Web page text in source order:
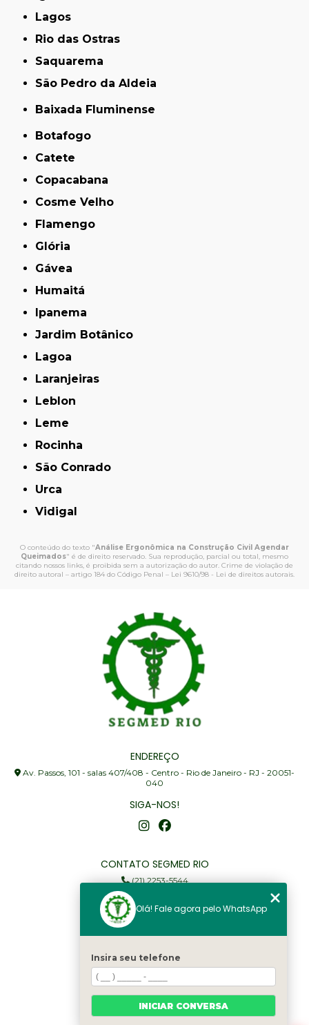
Lagos
Rio das Ostras
Saquarema
São Pedro da Aldeia
Baixada Fluminense
Botafogo
Catete
Copacabana
Cosme Velho
Flamengo
Glória
Gávea
Humaitá
Ipanema
Jardim Botânico
Lagoa
Laranjeiras
Leblon
Leme
Rocinha
São Conrado
Urca
Vidigal
O conteúdo do texto "Análise Ergonômica na Construção Civil Agendar
Queimados" é de direito reservado. Sua reprodução, parcial ou total, mesmo
citando nossos links, é proibida sem a autorização do autor. Crime de violação de
direito autoral – artigo 184 do Código Penal – Lei 9610/98 - Lei de direitos autorais.
ENDEREÇO
Av. Passos, 101 - salas 407/408 - Centro - Rio de Janeiro - RJ - 20051-
040
SIGA-NOS!
CONTATO SEGMED RIO
(21) 2253-5544
(21) 97905-3352
segmed@segmedrio.com.br
Home
Institucional
Serviços
Olá! Fale agora pelo WhatsApp
Insira seu telefone
INICIAR CONVERSA